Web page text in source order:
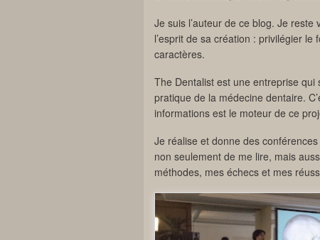
Je suis l’auteur de ce blog. Je
l’esprit de sa création : privilégier
caractères.
The Dentalist est une entreprise qui
pratique de la médecine dentaire.
informations est le moteur de ce
Je réalise et donne des
non seulement de me lire, mais
méthodes, mes échecs et mes